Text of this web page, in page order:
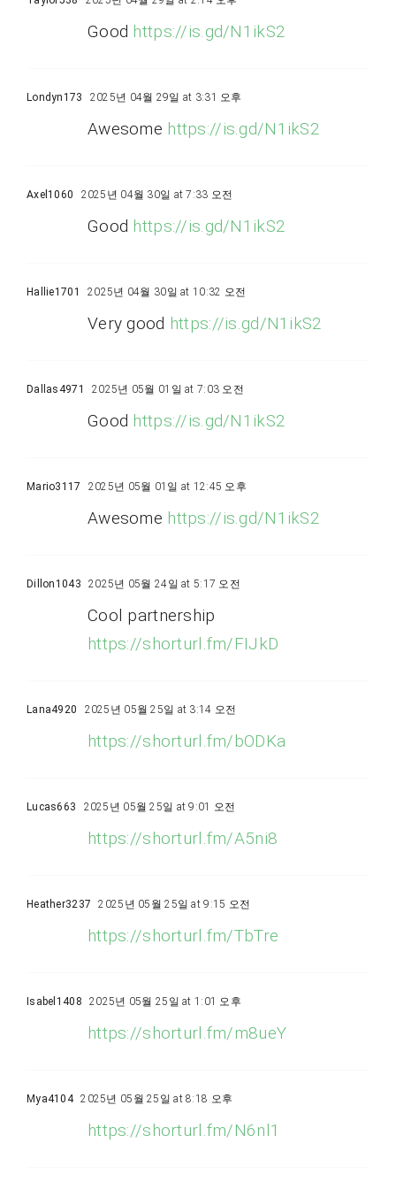
Good https://is.gd/N1ikS2
Londyn173 2025년 04월 29일 at 3:31 오후
Awesome https://is.gd/N1ikS2
Axel1060 2025년 04월 30일 at 7:33 오전
Good https://is.gd/N1ikS2
Hallie1701 2025년 04월 30일 at 10:32 오전
Very good https://is.gd/N1ikS2
Dallas4971 2025년 05월 01일 at 7:03 오전
Good https://is.gd/N1ikS2
Mario3117 2025년 05월 01일 at 12:45 오후
Awesome https://is.gd/N1ikS2
Dillon1043 2025년 05월 24일 at 5:17 오전
Cool partnership
https://shorturl.fm/FIJkD
Lana4920 2025년 05월 25일 at 3:14 오전
https://shorturl.fm/bODKa
Lucas663 2025년 05월 25일 at 9:01 오전
https://shorturl.fm/A5ni8
Heather3237 2025년 05월 25일 at 9:15 오전
https://shorturl.fm/TbTre
Isabel1408 2025년 05월 25일 at 1:01 오후
https://shorturl.fm/m8ueY
Mya4104 2025년 05월 25일 at 8:18 오후
https://shorturl.fm/N6nl1